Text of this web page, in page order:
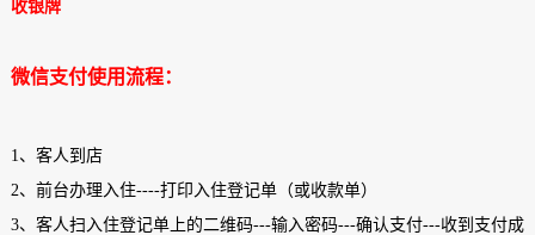
收银牌
微信支付使用流程：
1、客人到店
2、前台办理入住----打印入住登记单（或收款单）
3、客人扫入住登记单上的二维码---输入密码---确认支付---收到支付成